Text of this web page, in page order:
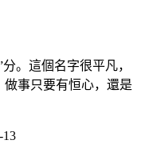
。這個名字很平凡，
事只要有恒心，還是
13